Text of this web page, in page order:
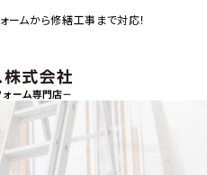
ームから修繕工事まで対応！